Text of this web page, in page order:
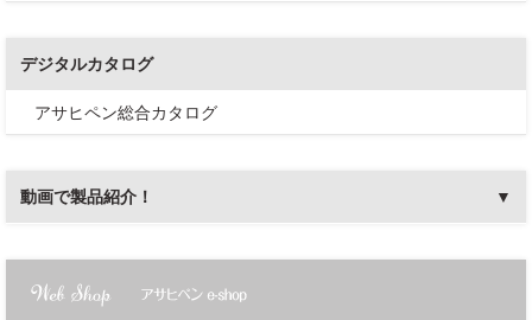
デジタルカタログ
アサヒペン総合カタログ
動画で製品紹介！